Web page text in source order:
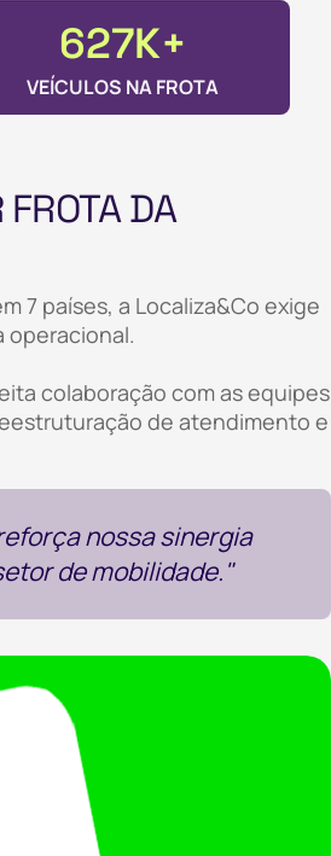
627K+
VEÍCULOS NA FROTA
DA
7 países, a Localiza&Co exige
operacional.
colaboração com as equipes
de atendimento e
nossa sinergia
de mobilidade."